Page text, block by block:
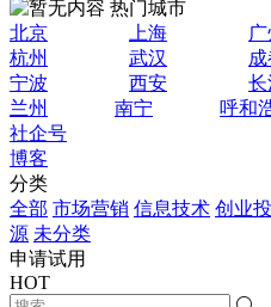
热门城市
北京
上海 广
杭州
武汉
宁波
西安 长
兰州
南宁 呼和
社企号
博客
分类
全部 市场营销 信息技术 创业
源 未分类
申请试用
HOT